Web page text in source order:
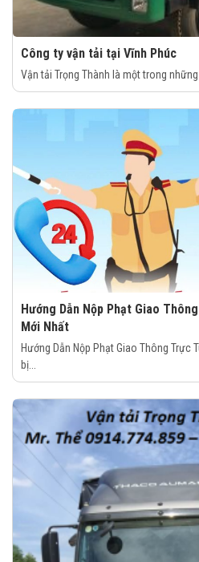
Công ty vận tải tại Vĩnh Phúc
Vận tải Trọng Thành là một trong
Hướng Dẫn Nộp Phạt Giao
Mới Nhất
Hướng Dẫn Nộp Phạt Giao Thông Trực
bị...